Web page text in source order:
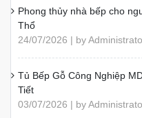
Phong thủy nhà bếp cho
Thổ
24/07/2026 | by
Tủ Bếp Gỗ Công Nghiệp
Tiết
03/07/2026 | by